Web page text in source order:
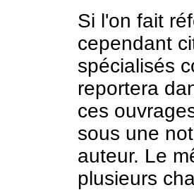
Si l'on fait
cependant
spécialisés
reportera
ces
sous une
auteur. Le
plusieurs